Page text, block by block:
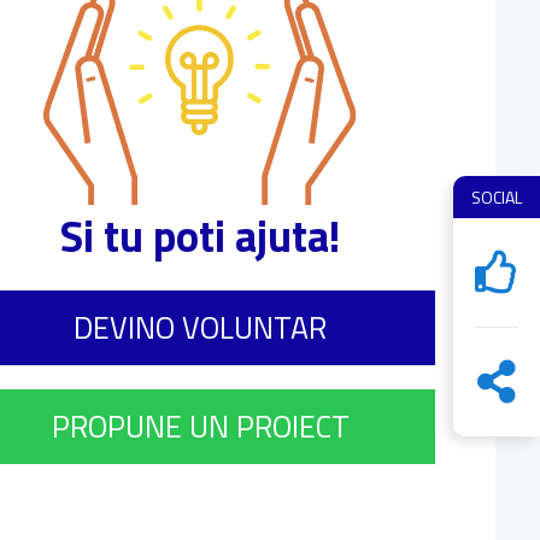
SOCIAL
Si tu poti ajuta!
DEVINO VOLUNTAR
PROPUNE UN PROIECT